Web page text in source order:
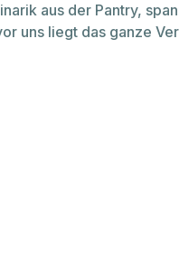
aus der Pantry,
uns liegt das ganze